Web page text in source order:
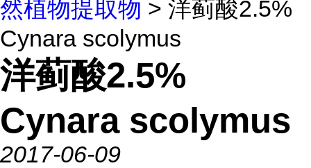
然植物提取物 > 洋蓟酸2.5%
Cynara scolymus
洋蓟酸2.5%
Cynara scolymus
2017-06-09